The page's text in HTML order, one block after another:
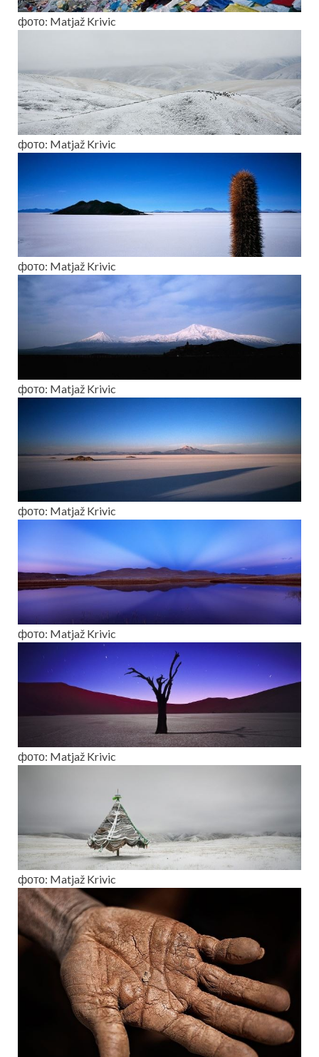
фото: Matjaž Krivic
фото: Matjaž Krivic
фото: Matjaž Krivic
фото: Matjaž Krivic
фото: Matjaž Krivic
фото: Matjaž Krivic
фото: Matjaž Krivic
фото: Matjaž Krivic